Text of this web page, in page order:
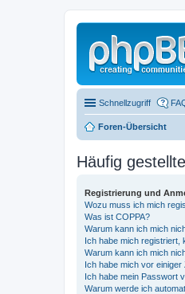
Schnellzugriff
Foren-Übersicht
Häufig
Registrierung und
Wozu muss ich mich
Was ist COPPA?
Warum kann ich mich
Ich habe mich registriert,
Warum kann ich mich
Ich habe mich vor
Ich habe mein Passwort
Warum werde ich